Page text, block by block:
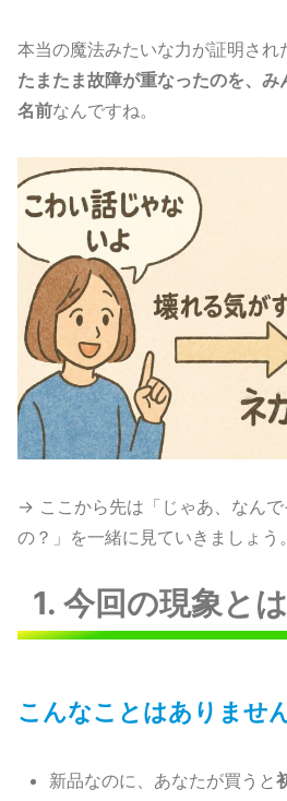
本当の魔法みたいな力が証明され
たまたま故障が重なったのを、
名前なんですね。
→ ここから先は「じゃあ、なん
の？」を一緒に見ていきましょう。
1. 今回の現象と
こんなことはありませ
新品なのに、あなたが買うと